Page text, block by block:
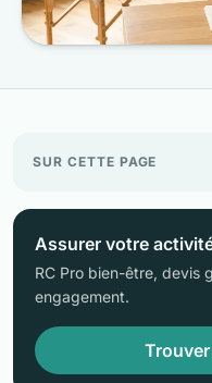
SUR CETTE PAGE
Assurer votre
RC Pro bien-être, devis
engagement.